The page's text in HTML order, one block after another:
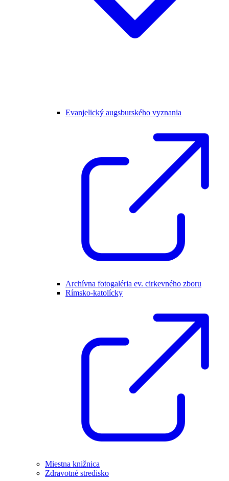
Evanjelický augsburského vyznania
Archívna fotogaléria ev. cirkevného zboru
Rímsko-katolícky
Miestna knižnica
Zdravotné stredisko